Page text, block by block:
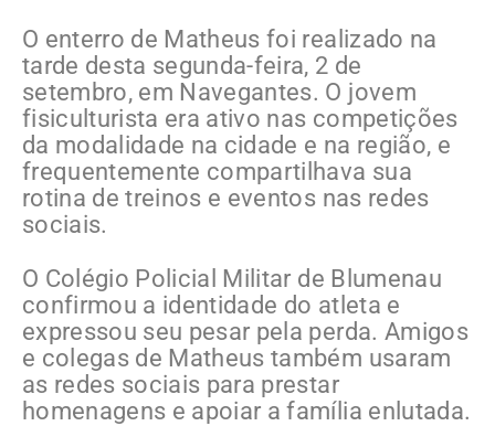
O enterro de Matheus foi realizado na
tarde desta segunda-feira, 2 de
setembro, em Navegantes. O jovem
fisiculturista era ativo nas competições
da modalidade na cidade e na região, e
frequentemente compartilhava sua
rotina de treinos e eventos nas redes
sociais.
O Colégio Policial Militar de Blumenau
confirmou a identidade do atleta e
expressou seu pesar pela perda. Amigos
e colegas de Matheus também usaram
as redes sociais para prestar
homenagens e apoiar a família enlutada.